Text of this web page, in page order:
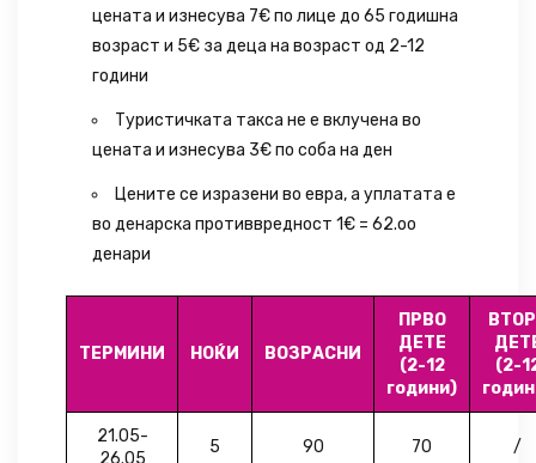
цената и изнесува 7€ по лице до 65 годишна
возраст и 5€ зa деца на возраст од 2-12
години
Туристичката такса не е вклучена во
цената и изнесува 3€ по соба на ден
Цените се изразени во евра, а уплатата е
во денарска противвредност 1€ = 62.оо
денари
ТЕРМИНИ НОЌИ ВОЗРАСНИ
ПРВО
ДЕТЕ
(2-12
години)
(2-
21.05-
26.05
5 90 70 /